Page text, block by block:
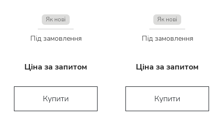
Як нові
Під замовлення
Ціна за запитом
Купити
Як нові
Під замовлення
Ціна за запитом
Купити